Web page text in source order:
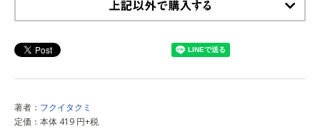
著者： フクイタクミ
定価：本体 419 円+税